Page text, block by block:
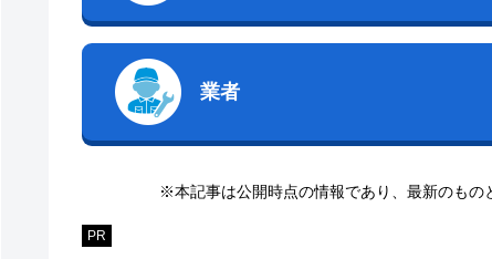
業者
※本記事は公開時点の情報であり、最新のもの
PR